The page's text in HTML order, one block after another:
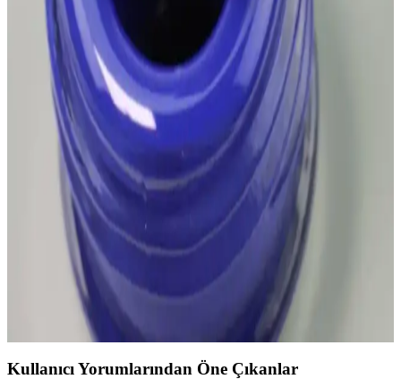
2024'te doğal ve metalik tonlar öne çıkarken, cesur renkler de
trendlerde. Sağlıklı ve kalıcı saç renkleri için öneriler ve bakım
ipuçlarıyla stilinizi tamamlayın.
Cerruti 1881: Lüks Moda ve Kozmetik Ürünleriyle
Prestij ve Şıklığın Simgesi
Cerruti 1881, yüksek kalite ve şıklık anlayışını yansıtan lüks moda
ve kozmetik ürünleriyle prestijli bir marka. Parfüm ve moda
koleksiyonlarıyla global pazarda öne çıkar, özgün tasarımlarıyla fark
Bordo ve Saks Mavi Oje Karşılaştırması: Renklerin
Tarz ve Trend Analizi
Bordo ve saks mavi oje renklerinin özellikleri, kullanım alanları ve
trend uyumu hakkında detaylı karşılaştırma. Tarzınıza uygun seçim
yapmanız için rehberlik sağlar.
Kullanıcı Yorumlarından Öne Çıkanlar